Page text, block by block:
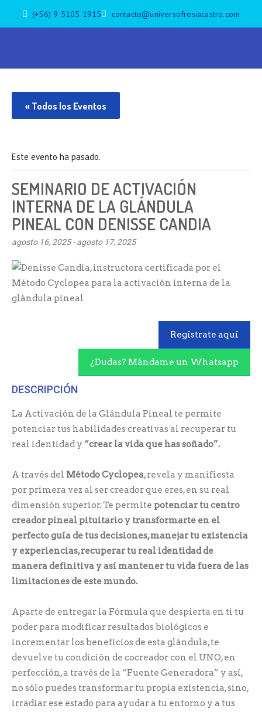
(+56) 9 5105 1915 contacto@universofresiacastro.com
« Todos los Eventos
Este evento ha pasado.
SEMINARIO DE ACTIVACIÓN
INTERNA DE LA GLÁNDULA
PINEAL CON DENISSE CANDIA
agosto 16, 2025-agosto 17, 2025
Regístrate aquí
¿Dudas? Mándame un Whatsapp
DESCRIPCIÓN
La Activación de la Glándula Pineal te permite
potenciar tus habilidades creativas al recuperar tu
real identidad y “crear la vida que has soñado”.
A través del Método Cyclopea, revela y manifiesta
por primera vez al ser creador que eres, en su real
dimensión superior. Te permite potenciar tu centro
creador pineal pituitario y transformarte en el
perfecto guía de tus decisiones, manejar tu existencia
y experiencias, recuperar tu real identidad de
manera definitiva y así mantener tu vida fuera de las
limitaciones de este mundo.
Aparte de entregar la Fórmula que despierta en ti tu
poder para modificar resultados biológicos e
incrementar los beneficios de esta glándula, te
devuelve tu condición de cocreador con el UNO, en
perfección, a través de la “Fuente Generadora” y así,
no sólo puedes transformar tu propia existencia, sino,
irradiar ese estado para ayudar a tu entorno y a tus